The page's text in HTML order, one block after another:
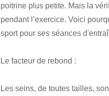
poitrine plus petite. Mais la
pendant l’exercice. Voici
sport pour ses séances
Le facteur de rebond :
Les seins, de toutes tailles,